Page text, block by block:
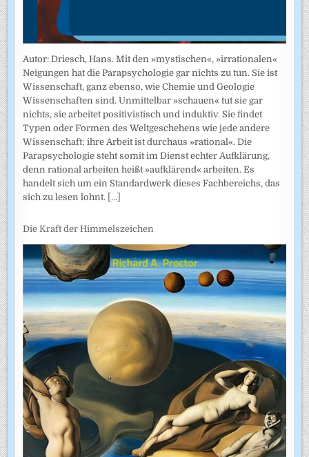
Autor: Driesch, Hans. Mit den »mystischen«, »irrationalen«
Neigungen hat die Parapsychologie gar nichts zu tun. Sie ist
Wissenschaft, ganz ebenso, wie Chemie und Geologie
Wissenschaften sind. Unmittelbar »schauen« tut sie gar
nichts, sie arbeitet positivistisch und induktiv. Sie findet
Typen oder Formen des Weltgeschehens wie jede andere
Wissenschaft; ihre Arbeit ist durchaus »rational«. Die
Parapsychologie steht somit im Dienst echter Aufklärung,
denn rational arbeiten heißt »aufklärend« arbeiten. Es
handelt sich um ein Standardwerk dieses Fachbereichs, das
sich zu lesen lohnt. [...]
Die Kraft der Himmelszeichen